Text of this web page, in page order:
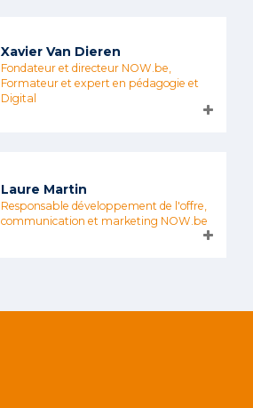
Xavier Van Dieren
Fondateur et directeur NOW.be,
Formateur et expert en pédagogie et
Digital
Laure Martin
Responsable développement de l'offre,
communication et marketing NOW.be